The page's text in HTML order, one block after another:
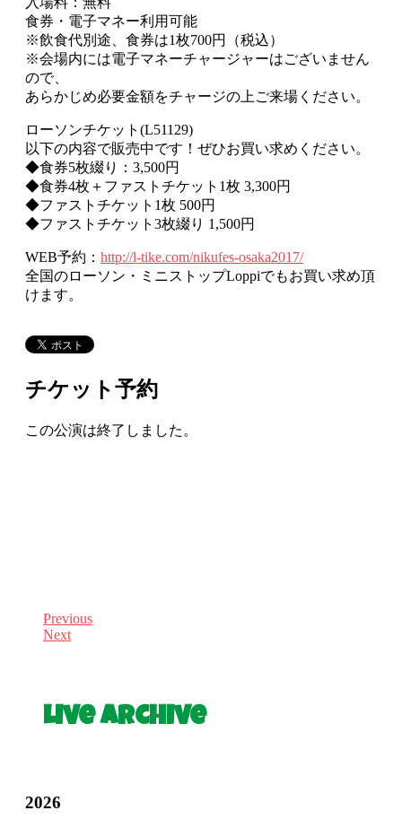
食券・電子マネー利用可能
※飲食代別途、食券は1枚700円（税込）
※会場内には電⼦マネーチャージャーはございません
ので、
あらかじめ必要⾦額をチャージの上ご来場ください。
ローソンチケット(L51129)
以下の内容で販売中です！ぜひお買い求めください。
◆食券5枚綴り：3,500円
◆食券4枚＋ファストチケット1枚 3,300円
◆ファストチケット1枚 500円
◆ファストチケット3枚綴り 1,500円
WEB予約： http://l-tike.com/nikufes-osaka2017/
全国のローソン・ミニストップLoppiでもお買い求め頂
けます。
チケット予約
この公演は終了しました。
Previous
Next
Live Archive
2026